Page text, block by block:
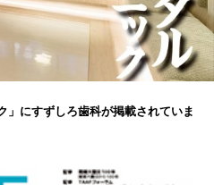
」にすずしろ歯科が掲載されていま